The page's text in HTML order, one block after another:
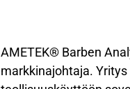
AMETEK® Barben
markkinajohtaja.